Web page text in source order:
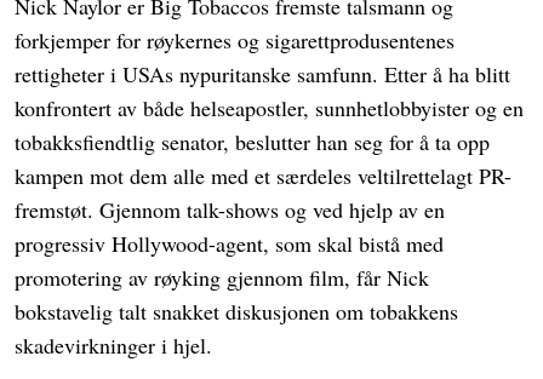
Nick Naylor er Big Tobaccos fremste talsmann og
forkjemper for røykernes og sigarettprodusentenes
rettigheter i USAs nypuritanske samfunn. Etter å ha blitt
konfrontert av både helseapostler, sunnhetlobbyister og en
tobakksfiendtlig senator, beslutter han seg for å ta opp
kampen mot dem alle med et særdeles veltilrettelagt PR-
fremstøt. Gjennom talk-shows og ved hjelp av en
progressiv Hollywood-agent, som skal bistå med
promotering av røyking gjennom film, får Nick
bokstavelig talt snakket diskusjonen om tobakkens
skadevirkninger i hjel.